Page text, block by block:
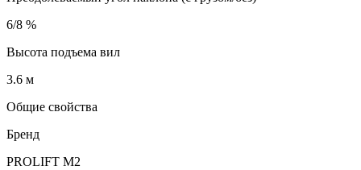
6/8 %
Высота подъема вил
3.6 м
Общие свойства
Бренд
PROLIFT M2